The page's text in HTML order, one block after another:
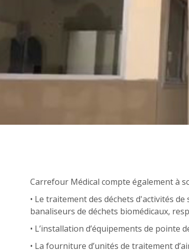
Carrefour Médical compte également à
• Le traitement des déchets d'activités
banaliseurs de déchets biomédicaux,
• L’installation d’équipements de pointe
• La fourniture d’unités de traitement